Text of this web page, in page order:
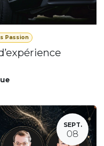
Passion
SEPT.
08